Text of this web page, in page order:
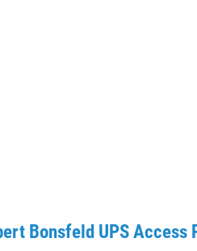
Bonsfeld UPS Access